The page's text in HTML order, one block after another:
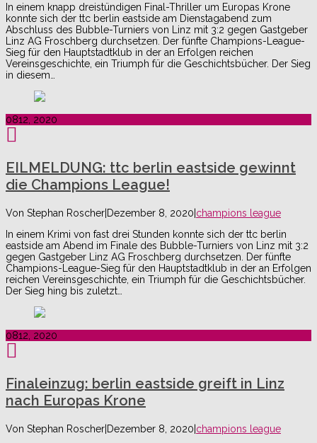
In einem knapp dreistündigen Final-Thriller um Europas Krone
konnte sich der ttc berlin eastside am Dienstagabend zum
Abschluss des Bubble-Turniers von Linz mit 3:2 gegen Gastgeber
Linz AG Froschberg durchsetzen. Der fünfte Champions-League-
Sieg für den Hauptstadtklub in der an Erfolgen reichen
Vereinsgeschichte, ein Triumph für die Geschichtsbücher. Der Sieg
in diesem…
0812, 2020
EILMELDUNG: ttc berlin eastside gewinnt
die Champions League!
Von Stephan Roscher|Dezember 8, 2020|champions league
In einem Krimi von fast drei Stunden konnte sich der ttc berlin
eastside am Abend im Finale des Bubble-Turniers von Linz mit 3:2
gegen Gastgeber Linz AG Froschberg durchsetzen. Der fünfte
Champions-League-Sieg für den Hauptstadtklub in der an Erfolgen
reichen Vereinsgeschichte, ein Triumph für die Geschichtsbücher.
Der Sieg hing bis zuletzt…
0812, 2020
Finaleinzug: berlin eastside greift in Linz
nach Europas Krone
Von Stephan Roscher|Dezember 8, 2020|champions league